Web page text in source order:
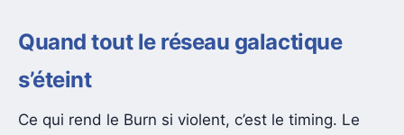
Quand tout le réseau galactique
s’éteint
Ce qui rend le Burn si violent, c’est le timing. Le